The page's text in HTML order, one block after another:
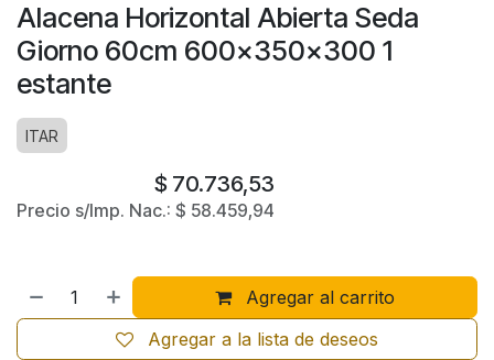
Alacena Horizontal Abierta Seda
Giorno 60cm 600x350x300 1
estante
ITAR
$ 70.736,53
Precio s/Imp. Nac.: $ 58.459,94
Agregar al carrito
Agregar a la lista de deseos